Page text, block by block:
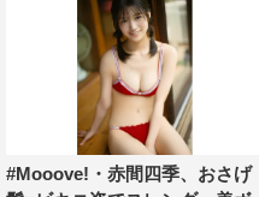
#Mooove!・赤間四季、おさげ